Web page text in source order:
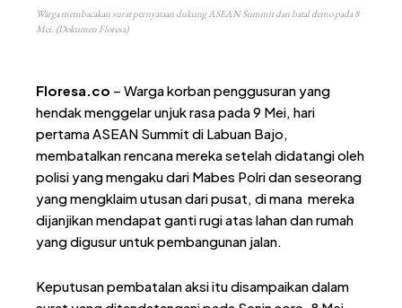
Warga membacakan surat pernyataan dukung ASEAN Summit dan batal demo pada 8
Mei. (Dokumen Floresa)
Floresa.co – Warga korban penggusuran yang
hendak menggelar unjuk rasa pada 9 Mei, hari
pertama ASEAN Summit di Labuan Bajo,
membatalkan rencana mereka setelah didatangi oleh
polisi yang mengaku dari Mabes Polri dan seseorang
yang mengklaim utusan dari pusat, di mana mereka
dijanjikan mendapat ganti rugi atas lahan dan rumah
yang digusur untuk pembangunan jalan.
Keputusan pembatalan aksi itu disampaikan dalam